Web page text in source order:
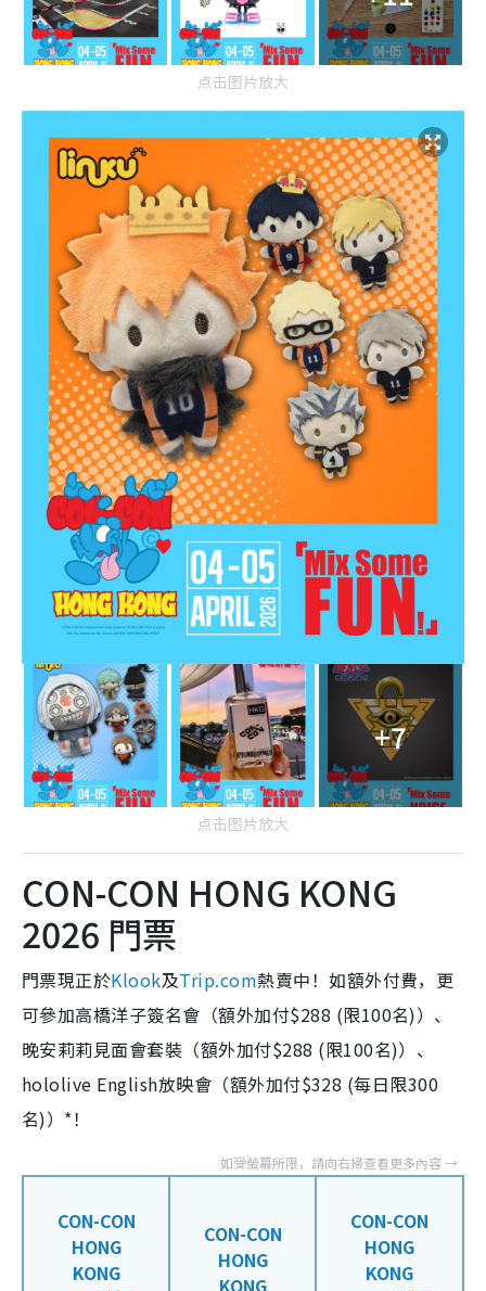
点击图片放大
+7
点击图片放大
CON-CON HONG KONG
2026 門票
門票現正於Klook及Trip.com熱賣中！如額外付費，更
可參加高橋洋子簽名會（額外加付$288 (限100名)）、
晚安莉莉見面會套裝（額外加付$288 (限100名)）、
hololive English放映會（額外加付$328 (每日限300
名)）*！
CON-CON
HONG
KONG
CON-CON
HONG
CON-CON
HONG
KONG